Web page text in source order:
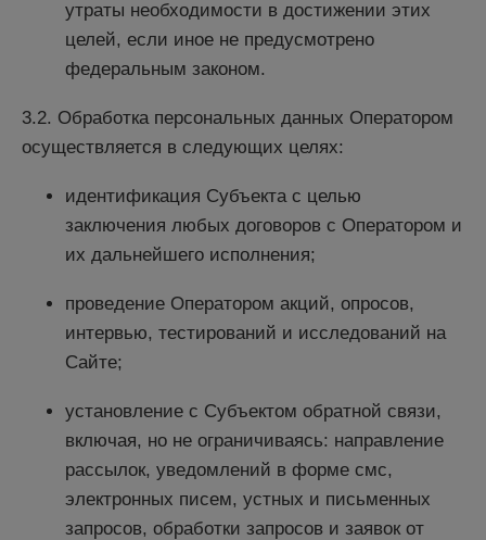
утраты необходимости в достижении этих
целей, если иное не предусмотрено
федеральным законом.
3.2. Обработка персональных данных Оператором
осуществляется в следующих целях:
идентификация Субъекта с целью
заключения любых договоров с Оператором и
их дальнейшего исполнения;
проведение Оператором акций, опросов,
интервью, тестирований и исследований на
Сайте;
установление с Субъектом обратной связи,
включая, но не ограничиваясь: направление
рассылок, уведомлений в форме смс,
электронных писем, устных и письменных
запросов, обработки запросов и заявок от